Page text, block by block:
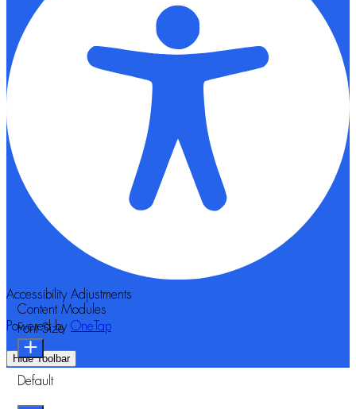
Accessibility Adjustments
Powered by OneTap
Hide Toolbar
Content Modules
Font Size
Default